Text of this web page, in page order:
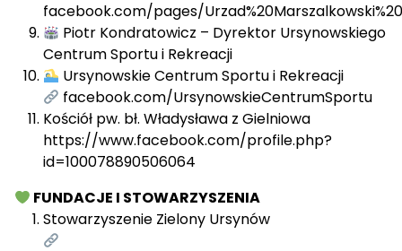
facebook.com/pages/
Piotr Kondratowicz – Dyrektor Ursynowskiego
Centrum Sportu i Rekreacji
Ursynowskie Centrum Sportu i Rekreacji
facebook.com/UrsynowskieCentrumSportu
Kościół pw. bł. Władysława z Gielniowa
https://www.facebook.com/profile.php?
id=100078890506064
FUNDACJE I STOWARZYSZENIA
Stowarzyszenie Zielony Ursynów